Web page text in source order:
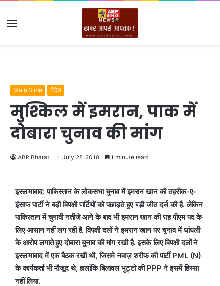
Menu
Main Slide विदेश
मुश्किल में इमरान, पाक में
दोबारा चुनाव की मांग
ABP Bharat July 28, 2018 1 minute read
इस्लामाबाद: पाकिस्तान के लोकसभा चुनाव में इमरान खान की तहरीक-ए-
इंसाफ पार्टी ने बड़ी विपक्षी पार्टियों को पछाड़ते हुए बड़ी जीत दर्ज की है. लेकिन
पाकिस्तान में चुनावी नतीजे आने के बाद भी इमरान खान की राह पीएम पद के
लिए आसान नहीं लग रही है. विपक्षी दलों ने इमरान खान पर चुनाव में धांधली
के आरोप लगाते हुए दोबारा चुनाव की मांग रखी है. इसके लिए विपक्षी दलों ने
इस्लामाबाद में एक बैठक रखी थी, जिसमे नवाज़ शरीफ की पार्टी PML (N)
के कार्यकर्ता भी मौजूद थे, हालांकि बिलावल भुट्टो की PPP ने इसमें हिस्सा
नहीं लिया.